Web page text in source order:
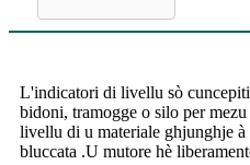
L'indicatori di livellu sò
bidoni, tramogge o silo per
livellu di u materiale ghjunghje à
bluccata .U mutore hè